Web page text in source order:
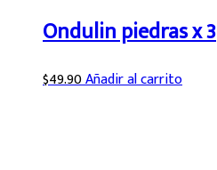
Ondulin piedras x 3
$49.90Añadir al carrito